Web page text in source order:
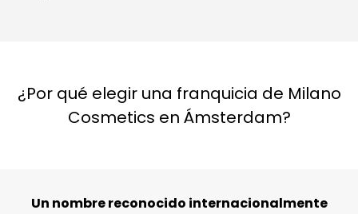
¿Por qué elegir una franquicia de Milano
Cosmetics en Ámsterdam?
Un nombre reconocido internacionalmente